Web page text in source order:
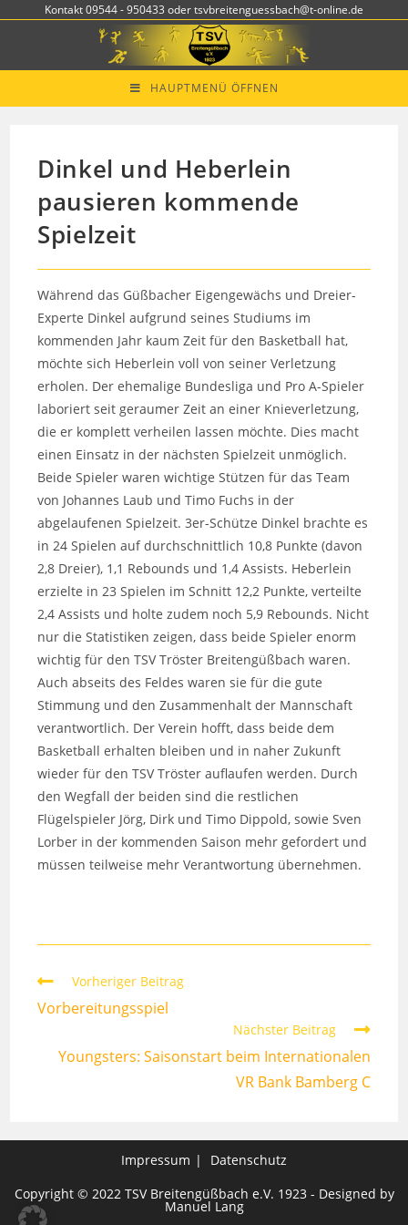
Kontakt 09544 - 950433 oder tsvbreitenguessbach@t-online.de
HAUPTMENÜ ÖFFNEN
Dinkel und Heberlein
pausieren kommende
Spielzeit
Während das Güßbacher Eigengewächs und Dreier-
Experte Dinkel aufgrund seines Studiums im
kommenden Jahr kaum Zeit für den Basketball hat,
möchte sich Heberlein voll von seiner Verletzung
erholen. Der ehemalige Bundesliga und Pro A-Spieler
laboriert seit geraumer Zeit an einer Knieverletzung,
die er komplett verheilen lassen möchte. Dies macht
einen Einsatz in der nächsten Spielzeit unmöglich.
Beide Spieler waren wichtige Stützen für das Team
von Johannes Laub und Timo Fuchs in der
abgelaufenen Spielzeit. 3er-Schütze Dinkel brachte es
in 24 Spielen auf durchschnittlich 10,8 Punkte (davon
2,8 Dreier), 1,1 Rebounds und 1,4 Assists. Heberlein
erzielte in 23 Spielen im Schnitt 12,2 Punkte, verteilte
2,4 Assists und holte zudem noch 5,9 Rebounds. Nicht
nur die Statistiken zeigen, dass beide Spieler enorm
wichtig für den TSV Tröster Breitengüßbach waren.
Auch abseits des Feldes waren sie für die gute
Stimmung und den Zusammenhalt der Mannschaft
verantwortlich. Der Verein hofft, dass beide dem
Basketball erhalten bleiben und in naher Zukunft
wieder für den TSV Tröster auflaufen werden. Durch
den Wegfall der beiden sind die restlichen
Flügelspieler Jörg, Dirk und Timo Dippold, sowie Sven
Lorber in der kommenden Saison mehr gefordert und
müssen teilweise mehr Verantwortung übernehmen.
Weitere
Artikel
ansehen
Vorheriger Beitrag
Vorbereitungsspiel
Nächster Beitrag
Youngsters: Saisonstart beim Internationalen
VR Bank Bamberg C
Impressum
Datenschutz
Copyright © 2022 TSV Breitengüßbach e.V. 1923 - Designed by
Manuel Lang